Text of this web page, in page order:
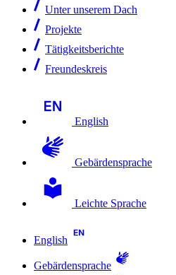
Unter unserem Dach
Projekte
Tätigkeitsberichte
Freundeskreis
English
Gebärdensprache
Leichte Sprache
English
Gebärdensprache